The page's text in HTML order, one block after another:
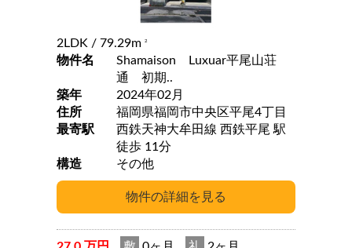
2LDK / 79.29m 2
物件名
Shamaison Luxuar平尾山荘
通 初期..
築年
2024年02月
住所
福岡県福岡市中央区平尾4丁目
最寄駅
西鉄天神大牟田線 西鉄平尾 駅
徒歩 11分
構造
その他